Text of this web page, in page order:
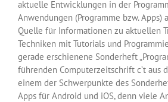
aktuelle Entwicklungen in der
Anwendungen (Programme bzw. Apps)
Quelle für Informationen zu aktuellen
Techniken mit Tutorials und
gerade erschienene Sonderheft
führenden Computerzeitschrift c’t aus
einem der Schwerpunkte des
Apps für Android und iOS, denn viele